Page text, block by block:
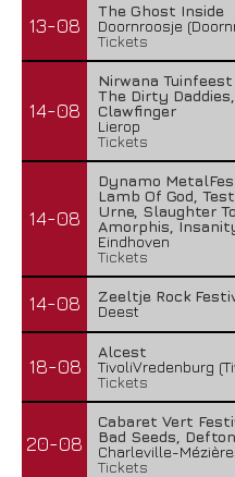
13-08
The Ghost Inside
Doornroosje
Tickets
14-08
Nirwana
The Dirty
Clawfinger
Lierop
Tickets
14-08
Dynamo
Lamb Of God,
Urne, Slaughter
Amorphis,
Eindhoven
Tickets
14-08
Zeeltje Rock
Deest
18-08
Alcest
TivoliVredenburg
Tickets
20-08
Cabaret Vert
Bad Seeds,
Charleville-
Tickets